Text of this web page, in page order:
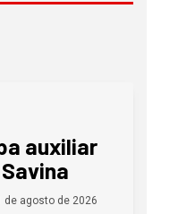
auxiliar
de agosto de 2026